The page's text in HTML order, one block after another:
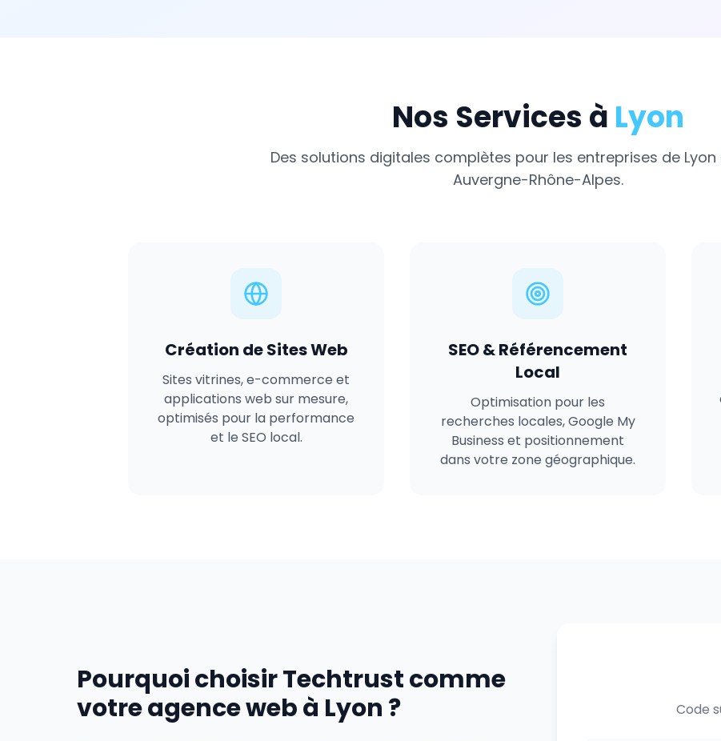
Nos Services à Lyon
Des solutions digitales complètes pour les entreprises de Lyon
Auvergne-Rhône-Alpes.
Création de Sites Web
Sites vitrines, e-commerce et
applications web sur mesure,
optimisés pour la performance
et le SEO local.
SEO & Référencement
Local
Optimisation pour les
recherches locales, Google My
Business et positionnement
dans votre zone géographique.
Pourquoi choisir Techtrust comme
votre agence web à Lyon ?
Code